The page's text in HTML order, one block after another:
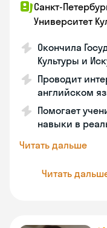
Санкт-
Университет
Окончила
Культуры и
Проводит
английском
Помогает
навыки в
Читать дальше
Читать